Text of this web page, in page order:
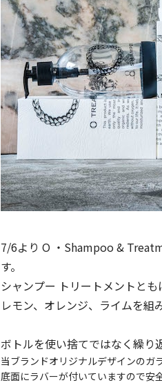
7/6より O ・Shampoo &
す。
シャンプー トリートメントと
レモン、オレンジ、ライムを組
ボトルを使い捨てではなく繰り
当ブランドオリジナルデザインのガ
底面にラバーが付いていますので安